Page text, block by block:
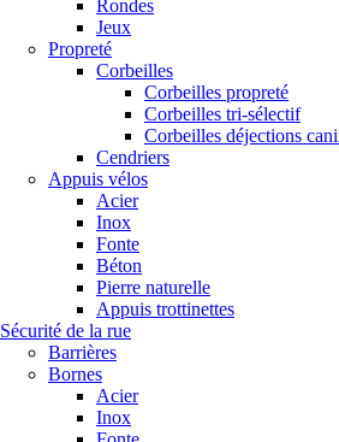
Rondes
Jeux
Propreté
Corbeilles
Corbeilles propreté
Corbeilles tri-sélectif
Corbeilles déjections
Cendriers
Appuis vélos
Acier
Inox
Fonte
Béton
Pierre naturelle
Appuis trottinettes
Sécurité de la rue
Barrières
Bornes
Acier
Inox